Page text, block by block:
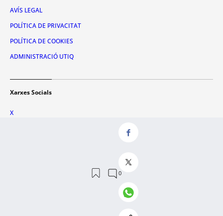
AVÍS LEGAL
POLÍTICA DE PRIVACITAT
POLÍTICA DE COOKIES
ADMINISTRACIÓ UTIQ
Xarxes Socials
X